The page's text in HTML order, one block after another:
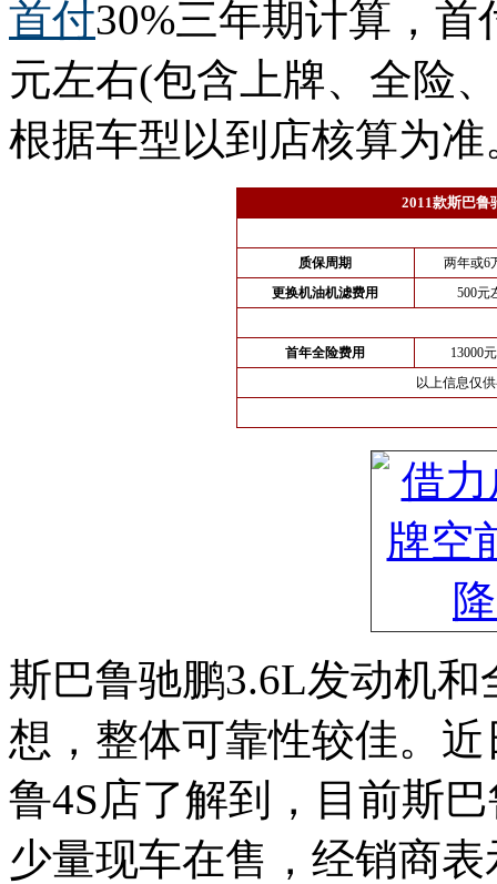
首付30%三年期计算，
元左右(包含上牌、全险
根据车型以到店核算为准
2011款斯巴鲁
质保周期
两年或6
更换机油机滤费用
500元
首年全险费用
13000
以上信息仅
斯巴鲁驰鹏3.6L发动机
想，整体可靠性较佳。
鲁4S店了解到，目前斯
少量现车在售，经销商